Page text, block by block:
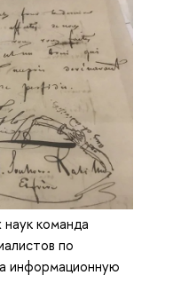
команда
по
информационную